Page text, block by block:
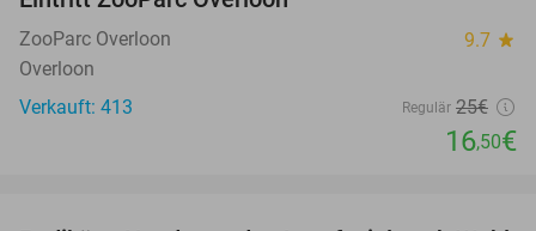
TODAY
ZooParc Overloon 9.7 star
Overloon
Verkauft: 413
Regulär 25€
16,50€